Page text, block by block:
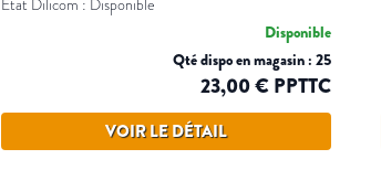
Etat Dilicom : Disponible
Disponible
Qté dispo en magasin : 25
23,00 € PPTTC
VOIR LE DÉTAIL